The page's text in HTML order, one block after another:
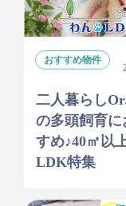
おすすめ物件
二人暮らし
の多頭飼育に
すめ♪40㎡以
LDK特集